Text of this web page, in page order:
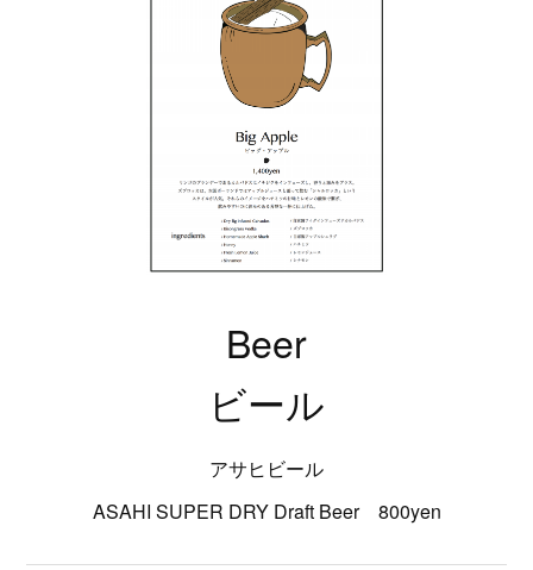
Beer
ビール
アサヒビール
ASAHI SUPER DRY Draft Beer 800yen